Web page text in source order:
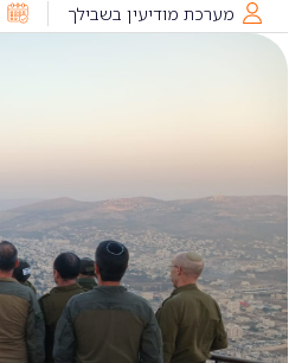
מערכת מודיעין בשבילך